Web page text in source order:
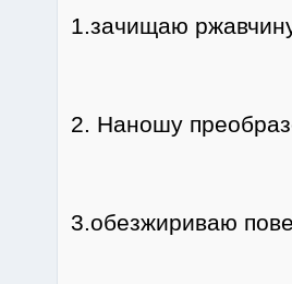
1.зачищаю
2. Наношу
3.обезжириваю